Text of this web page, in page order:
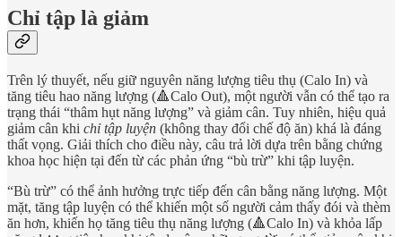
Chỉ tập là giảm
Trên lý thuyết, nếu giữ nguyên năng lượng tiêu thụ (Calo In) và
tăng tiêu hao năng lượng (🔺Calo Out), một người vẫn có thể tạo ra
trạng thái “thâm hụt năng lượng” và giảm cân. Tuy nhiên, hiệu quả
giảm cân khi chỉ tập luyện (không thay đổi chế độ ăn) khá là đáng
thất vọng. Giải thích cho điều này, câu trả lời dựa trên bằng chứng
khoa học hiện tại đến từ các phản ứng “bù trừ” khi tập luyện.
“Bù trừ” có thể ảnh hưởng trực tiếp đến cân bằng năng lượng. Một
mặt, tăng tập luyện có thể khiến một số người cảm thấy đói và thèm
ăn hơn, khiến họ tăng tiêu thụ năng lượng (🔺Calo In) và khỏa lấp